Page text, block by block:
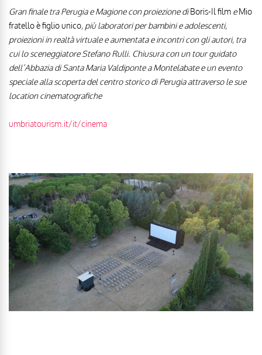
Gran finale tra Perugia e Magione con proiezione diBoris-Il film eMio
fratello è figlio unico, più laboratori per bambini e adolescenti,
proiezioni in realtà virtuale e aumentata e incontri con gli autori, tra
cui lo sceneggiatore Stefano Rulli. Chiusura con un tour guidato
dell’Abbazia di Santa Maria Valdiponte a Montelabate e un evento
speciale alla scoperta del centro storico di Perugia attraverso le sue
location cinematografiche
umbriatourism.it/it/cinema